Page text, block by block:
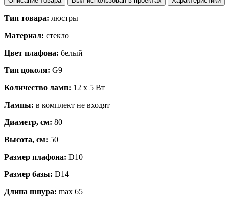
Тип товара: люстры
Материал: стекло
Цвет плафона: белый
Тип цоколя: G9
Количество ламп: 12 х 5 Вт
Лампы: в комплект не входят
Диаметр, см: 80
Высота, см: 50
Размер плафона: D10
Размер базы: D14
Длина шнура: max 65